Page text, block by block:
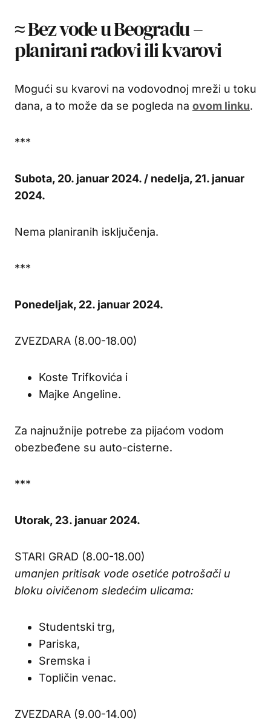
≈ Bez vode u Beogradu –
planirani radovi ili kvarovi
Mogući su kvarovi na vodovodnoj mreži u toku
dana, a to može da se pogleda na ovom linku.
***
Subota, 20. januar 2024. / nedelja, 21. januar
2024.
Nema planiranih isključenja.
***
Ponedeljak, 22. januar 2024.
ZVEZDARA (8.00-18.00)
Koste Trifkovića i
Majke Angeline.
Za najnužnije potrebe za pijaćom vodom
obezbeđene su auto-cisterne.
***
Utorak, 23. januar 2024.
STARI GRAD (8.00-18.00)
umanjen pritisak vode osetiće potrošači u
bloku oivičenom sledećim ulicama:
Studentski trg,
Pariska,
Sremska i
Topličin venac.
ZVEZDARA (9.00-14.00)